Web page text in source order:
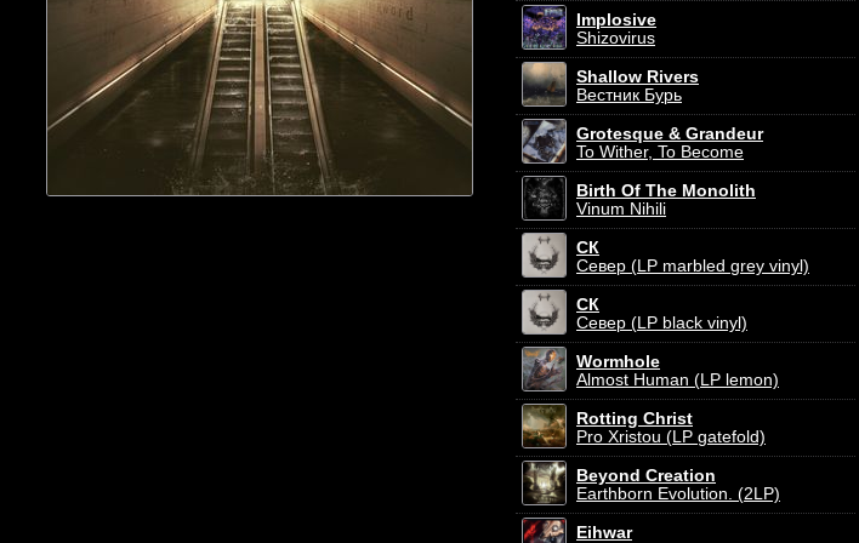
Implosive
Shizovirus
Shallow Rivers
Вестник Бурь
Grotesque & Grandeur
To Wither, To Become
Birth Of The Monolith
Vinum Nihili
СК
Север (LP marbled grey vinyl)
СК
Север (LP black vinyl)
Wormhole
Almost Human (LP lemon)
Rotting Christ
Pro Xristou (LP gatefold)
Beyond Creation
Earthborn Evolution. (2LP)
Eihwar